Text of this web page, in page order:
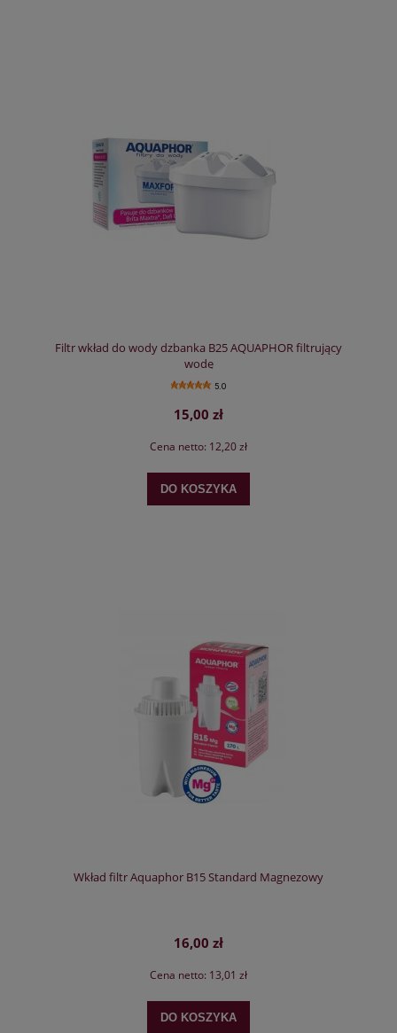
Filtr wkład do wody dzbanka B25 AQUAPHOR filtrujący
wodę
5.0
15,00 zł
Cena netto: 12,20 zł
DO KOSZYKA
Wkład filtr Aquaphor B15 Standard Magnezowy
16,00 zł
Cena netto: 13,01 zł
DO KOSZYKA